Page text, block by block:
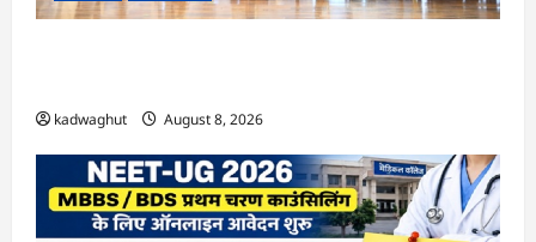
kadwaghut August 8, 2026